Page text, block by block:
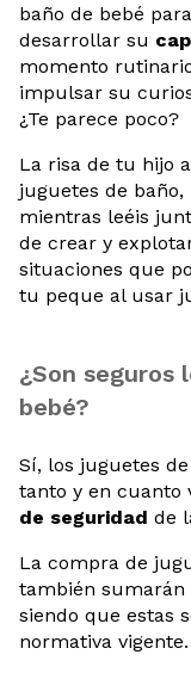
baño de bebé
desarrollar su
momento
impulsar su
¿Te parece poco?
La risa de tu hijo
juguetes de
mientras leéis
de crear y
situaciones que
tu peque al usar
¿Son seguros
bebé?
Sí, los juguetes
tanto y en cuanto
de seguridad de
La compra de
también
siendo que estas
normativa vigente.